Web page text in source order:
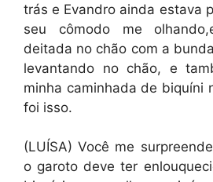
trás e Evandro ainda estava
seu cômodo me
deitada no chão com a
levantando no chão, e
minha caminhada de biquíni
foi isso.
(LUÍSA) Você me
o garoto deve ter